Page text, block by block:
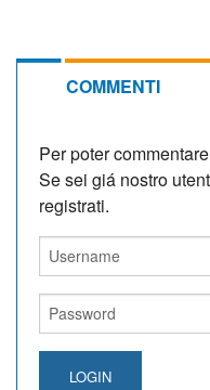
COMMENTI
Per poter
Se sei giá nostro
registrati.
LOGIN